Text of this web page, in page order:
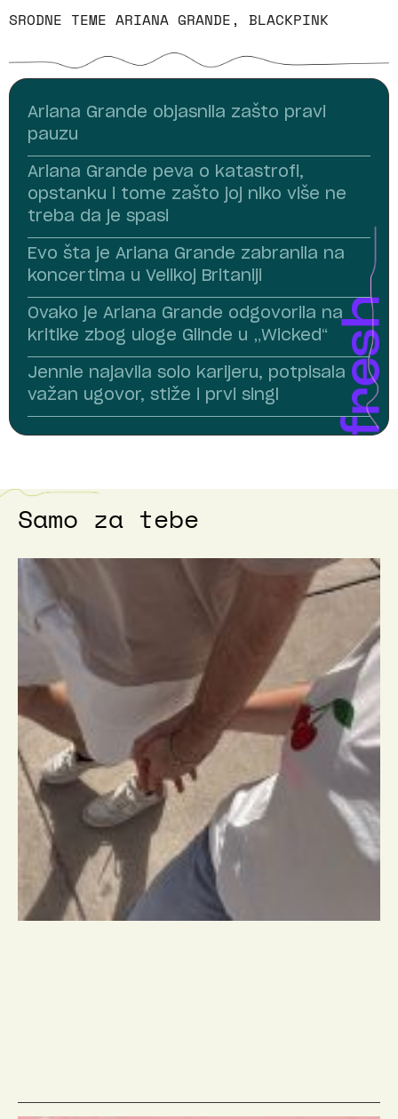
SRODNE TEME ARIANA GRANDE, BLACKPINK
Ariana Grande objasnila zašto pravi
pauzu
Ariana Grande peva o katastrofi,
opstanku i tome zašto joj niko više ne
treba da je spasi
Evo šta je Ariana Grande zabranila na
koncertima u Velikoj Britaniji
Ovako je Ariana Grande odgovorila na
kritike zbog uloge Glinde u „Wicked“
Jennie najavila solo karijeru, potpisala
važan ugovor, stiže i prvi singl
Samo za tebe